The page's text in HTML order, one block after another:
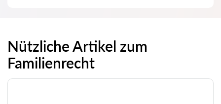
Nützliche Artikel zum
Familienrecht